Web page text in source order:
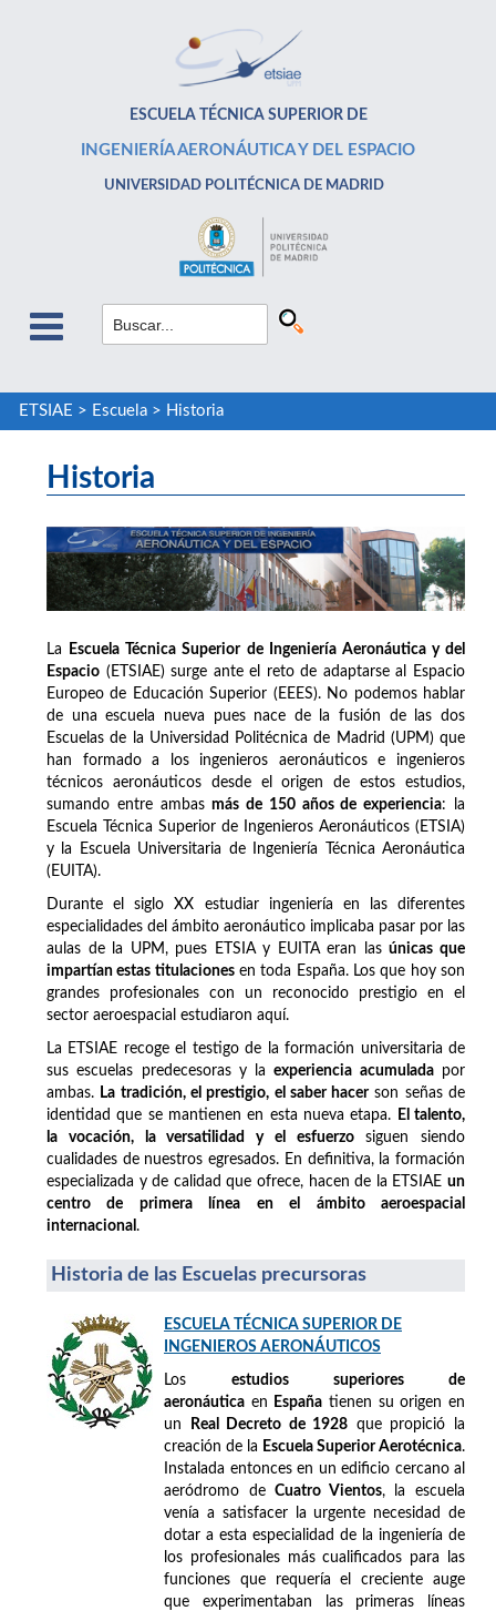
ESCUELA TÉCNICA SUPERIOR DE
INGENIERÍA AERONÁUTICA Y DEL ESPACIO
UNIVERSIDAD POLITÉCNICA DE MADRID
ETSIAE > Escuela> Historia
Historia
La
Escuela Técnica Superior de Ingeniería Aeronáutica y del
Espacio (ETSIAE) surge ante el reto de adaptarse al Espacio
Europeo de Educación Superior (EEES). No podemos hablar
de una escuela nueva pues nace de la fusión de las dos
Escuelas de la Universidad Politécnica de Madrid (UPM) que
han formado a los ingenieros aeronáuticos e ingenieros
técnicos aeronáuticos desde el origen de estos estudios,
sumando entre ambasmás de 150 años de experiencia: la
Escuela Técnica Superior de Ingenieros Aeronáuticos (ETSIA)
y la Escuela Universitaria de Ingeniería Técnica Aeronáutica
(EUITA).
Durante el siglo XX estudiar ingeniería en las diferentes
especialidades del ámbito aeronáutico implicaba pasar por las
aulas de la UPM, pues ETSIA y EUITA eran lasúnicas que
impartían estas titulacionesen toda España. Los que hoy son
grandes profesionales con un reconocido prestigio en el
sector aeroespacial estudiaron aquí.
La ETSIAE recoge el testigo de la formación universitaria de
sus escuelas predecesoras y laexperiencia acumuladapor
ambas. La tradición, el prestigio, el saber hacerson señas de
identidad que se mantienen en esta nueva etapa.
El talento,
la vocación, la versatilidad y el esfuerzosiguen siendo
cualidades de nuestros egresados. En definitiva, la formación
especializada y de calidad que ofrece, hacen de la ETSIAE un
centro de primera línea en el ámbito aeroespacial
internacional .
Historia de las Escuelas precursoras
ESCUELA TÉCNICA SUPERIOR DE
INGENIEROS AERONÁUTICOS
Los estudios superiores de
aeronáutica en España tienen su origen en
un
Real Decreto de 1928 que propició la
creación de la Escuela Superior Aerotécnica.
Instalada entonces en un edificio cercano al
aeródromo deCuatro Vientos, la escuela
venía a satisfacer la urgente necesidad de
dotar a esta especialidad de la ingeniería de
los profesionales más cualificados para las
funciones que requería el creciente auge
que experimentaban las primeras líneas